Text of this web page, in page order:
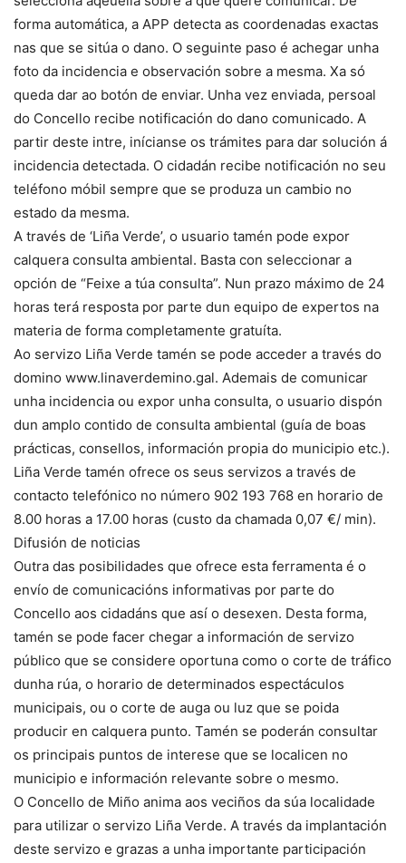
forma automática, a APP detecta as coordenadas exactas
nas que se sitúa o dano. O seguinte paso é achegar unha
foto da incidencia e observación sobre a mesma. Xa só
queda dar ao botón de enviar. Unha vez enviada, persoal
do Concello recibe notificación do dano comunicado. A
partir deste intre, inícianse os trámites para dar solución á
incidencia detectada. O cidadán recibe notificación no seu
teléfono móbil sempre que se produza un cambio no
estado da mesma.
A través de ‘Liña Verde’, o usuario tamén pode expor
calquera consulta ambiental. Basta con seleccionar a
opción de “Feixe a túa consulta”. Nun prazo máximo de 24
horas terá resposta por parte dun equipo de expertos na
materia de forma completamente gratuíta.
Ao servizo Liña Verde tamén se pode acceder a través do
domino www.linaverdemino.gal. Ademais de comunicar
unha incidencia ou expor unha consulta, o usuario dispón
dun amplo contido de consulta ambiental (guía de boas
prácticas, consellos, información propia do municipio etc.).
Liña Verde tamén ofrece os seus servizos a través de
contacto telefónico no número 902 193 768 en horario de
8.00 horas a 17.00 horas (custo da chamada 0,07 €/ min).
Difusión de noticias
Outra das posibilidades que ofrece esta ferramenta é o
envío de comunicacións informativas por parte do
Concello aos cidadáns que así o desexen. Desta forma,
tamén se pode facer chegar a información de servizo
público que se considere oportuna como o corte de tráfico
dunha rúa, o horario de determinados espectáculos
municipais, ou o corte de auga ou luz que se poida
producir en calquera punto. Tamén se poderán consultar
os principais puntos de interese que se localicen no
municipio e información relevante sobre o mesmo.
O Concello de Miño anima aos veciños da súa localidade
para utilizar o servizo Liña Verde. A través da implantación
deste servizo e grazas a unha importante participación